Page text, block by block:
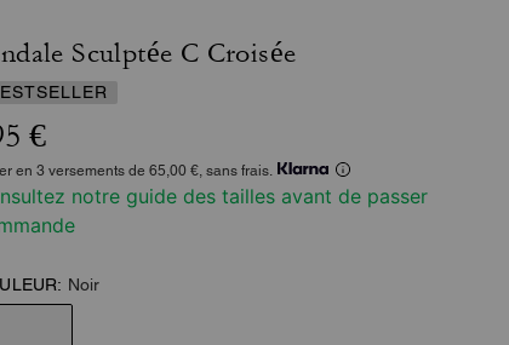
Sculptée C Croisée
€
en 3 versements de 65,00 €, sans frais.
notre guide des tailles avant de passer
Noir